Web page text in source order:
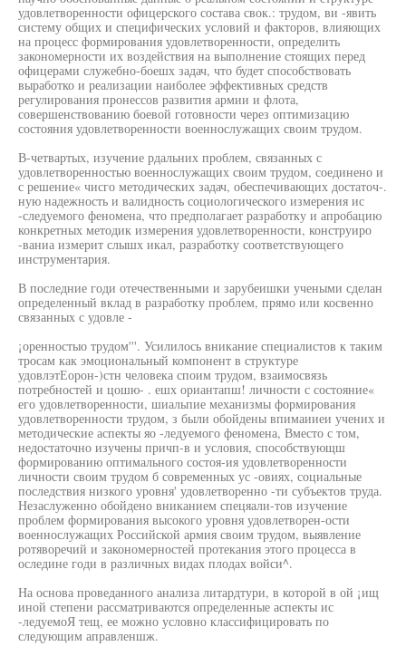
удовлетворенности офицерского состава свок.: трудом, ви -явить
систему общих и специфических условий и факторов, влияющих
на процесс формирования удовлетворенности, определить
закономерности их воздействия на выполнение стоящих перед
офицерами служебно-боешх задач, что будет способствовать
выработко и реализации наиболее эффективных средств
регулирования пронессов развития армии и флота,
совершенствованию боевой готовности через оптимизацию
состояния удовлетворенности военнослужащих своим трудом.
В-четвартых, изучение рдальних проблем, связанных с
удовлетворенностью военнослужащих своим трудом, соединено и
с решение« чисго методических задач, обеспечивающих достаточ-.
ную надежность и валидность социологического измерения ис
-следуемого феномена, что предполагает разработку и апробацию
конкретных методик измерения удовлетворенности, конструиро
-ваниа измерит слышх икал, разработку соответствующего
инструментария.
В последние годи отечественными и зарубеишки учеными сделан
определенный вклад в разработку проблем, прямо или косвенно
связанных с удовле -
¡оренностыо трудом'''. Усилилось вникание специалистов к таким
тросам как эмоциональный компонент в структуре
удовлэтЕорон-)стн человека споим трудом, взаимосвязь
потребностей и цошю- . ешх ориантапш! личности с состояние«
его удовлетворенности, шиальпие механизмы формирования
удовлетворенности трудом, з были обойдены впимаииеи учених и
методические аспекты яо -ледуемого феномена, Вместо с том,
недостаточно изучены причп-в и условия, способствующш
формированию оптимального состоя-ия удовлетворенности
личности своим трудом б современных ус -овиях, социальные
последствия низкого уровня' удовлетворенно -ти субъектов труда.
Незаслуженно обойдено вниканием спецяали-тов изучение
проблем формирования высокого уровня удовлетворен-ости
военнослужащих Российской армия своим трудом, выявление
ротяворечий и закономерностей протекания этого процесса в
оследине годи в различных видах плодах войси^.
На основа проведанного анализа литардтури, в которой в ой ¡ищ
иной степени рассматриваются определенные аспекты ис
-ледуемоЯ тещ, ее можно условно классифицировать по
следующим аправленшж.